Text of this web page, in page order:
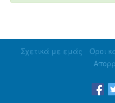
Σχετικά με εμάς Όροι